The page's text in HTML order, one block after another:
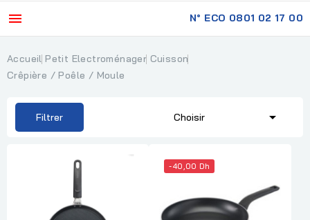
 N° ECO 0801 02 17 00
Accueil Petit Electroménager Cuisson
Crêpière / Poêle / Moule
Filtrer Choisir 
-40,00 Dh